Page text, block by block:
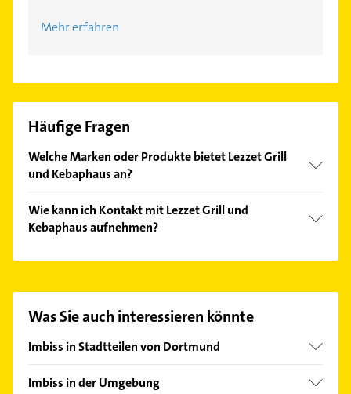
Mehr erfahren
Häufige Fragen
Welche Marken oder Produkte bietet Lezzet Grill
und Kebaphaus an?
Beläge.
Wie kann ich Kontakt mit Lezzet Grill und
Kebaphaus aufnehmen?
Kontaktmöglichkeiten wie Adresse oder Mail in
finden Sie alleKontaktdaten.
Was Sie auch interessieren könnte
Imbiss in Stadtteilen von Dortmund
Aplerbeck
Imbiss in der Umgebung